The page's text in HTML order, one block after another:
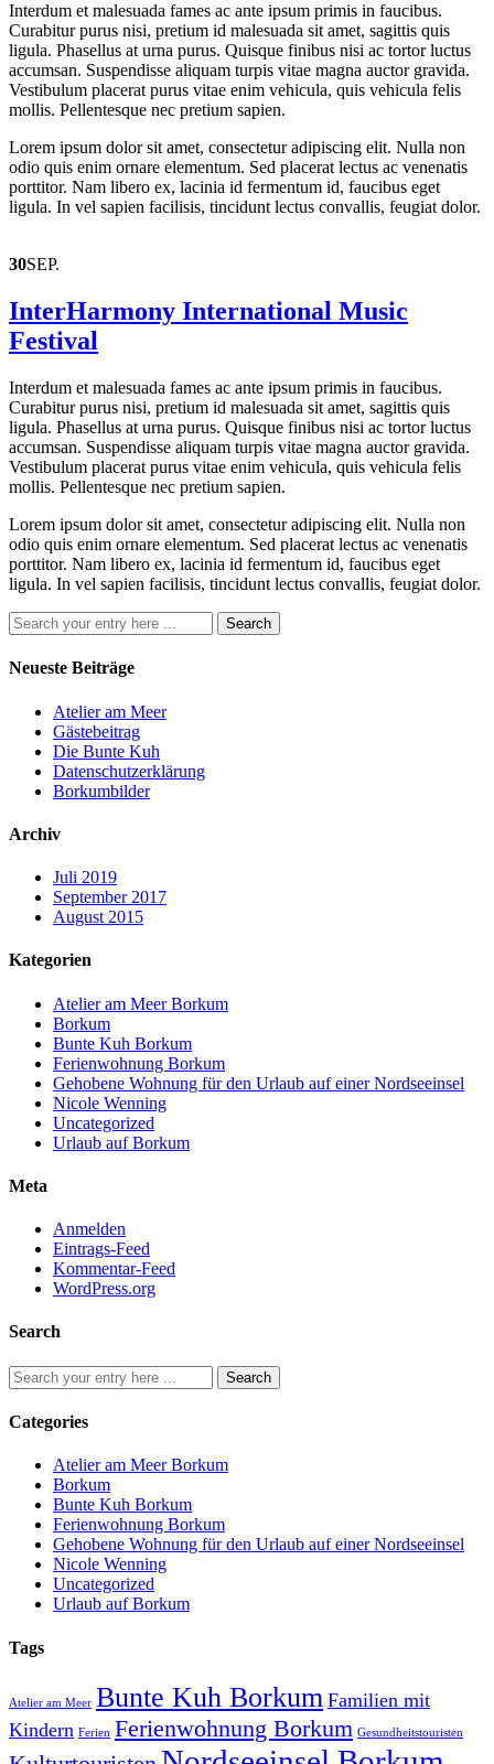
Interdum et malesuada fames ac ante ipsum primis in faucibus.
Curabitur purus nisi, pretium id malesuada sit amet, sagittis quis
ligula. Phasellus at urna purus. Quisque finibus nisi ac tortor luctus
accumsan. Suspendisse aliquam turpis vitae magna auctor gravida.
Vestibulum placerat purus vitae enim vehicula, quis vehicula felis
mollis. Pellentesque nec pretium sapien.
Lorem ipsum dolor sit amet, consectetur adipiscing elit. Nulla non
odio quis enim ornare elementum. Sed placerat lectus ac venenatis
porttitor. Nam libero ex, lacinia id fermentum id, faucibus eget
ligula. In vel sapien facilisis, tincidunt lectus convallis, feugiat dolor.
30SEP.
InterHarmony International Music
Festival
Interdum et malesuada fames ac ante ipsum primis in faucibus.
Curabitur purus nisi, pretium id malesuada sit amet, sagittis quis
ligula. Phasellus at urna purus. Quisque finibus nisi ac tortor luctus
accumsan. Suspendisse aliquam turpis vitae magna auctor gravida.
Vestibulum placerat purus vitae enim vehicula, quis vehicula felis
mollis. Pellentesque nec pretium sapien.
Lorem ipsum dolor sit amet, consectetur adipiscing elit. Nulla non
odio quis enim ornare elementum. Sed placerat lectus ac venenatis
porttitor. Nam libero ex, lacinia id fermentum id, faucibus eget
ligula. In vel sapien facilisis, tincidunt lectus convallis, feugiat dolor.
Neueste Beiträge
Atelier am Meer
Gästebeitrag
Die Bunte Kuh
Datenschutzerklärung
Borkumbilder
Archiv
Juli 2019
September 2017
August 2015
Kategorien
Atelier am Meer Borkum
Borkum
Bunte Kuh Borkum
Ferienwohnung Borkum
Gehobene Wohnung für den Urlaub auf einer Nordseeinsel
Nicole Wenning
Uncategorized
Urlaub auf Borkum
Meta
Anmelden
Eintrags-Feed
Kommentar-Feed
WordPress.org
Search
Categories
Atelier am Meer Borkum
Borkum
Bunte Kuh Borkum
Ferienwohnung Borkum
Gehobene Wohnung für den Urlaub auf einer Nordseeinsel
Nicole Wenning
Uncategorized
Urlaub auf Borkum
Tags
Atelier am Meer Bunte Kuh Borkum Familien mit
Kindern Ferien Ferienwohnung Borkum Gesundheitstouristen